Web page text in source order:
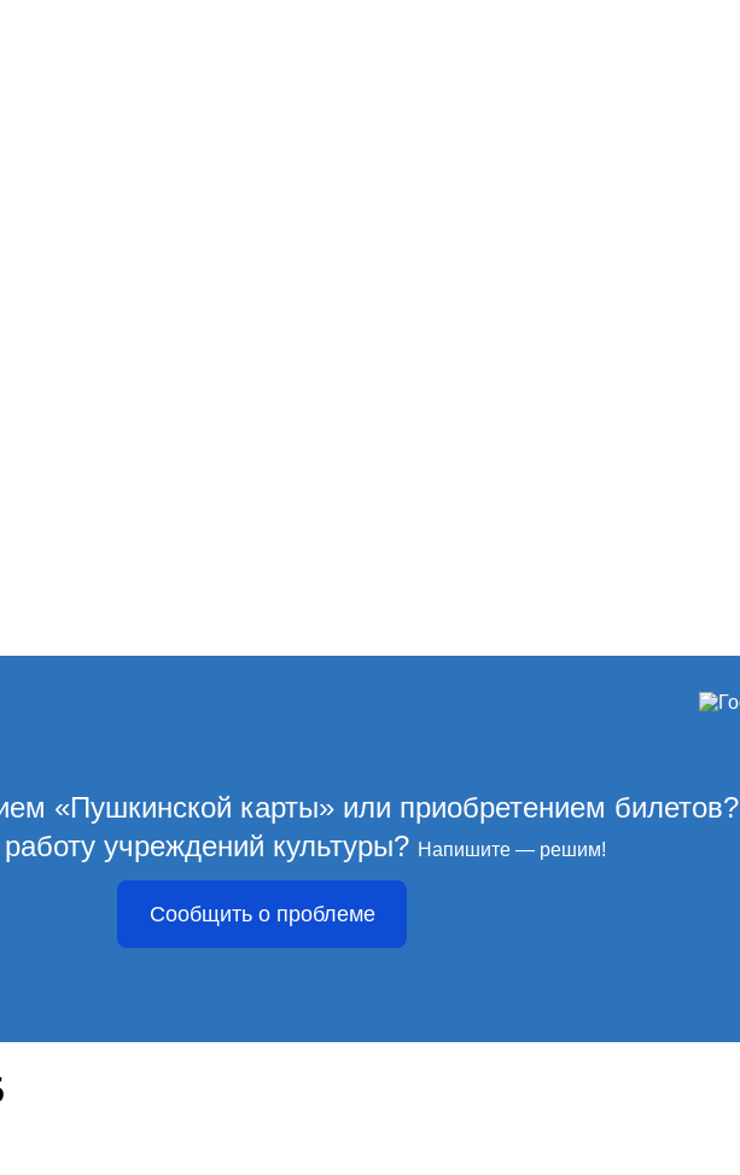
«Пушкинской карты» или приобретением билетов?
учреждений культуры? Напишите — решим!
Сообщить о проблеме